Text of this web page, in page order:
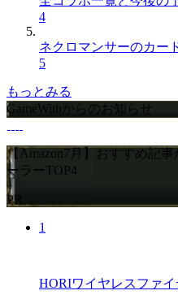
4
ネクロマンサーのカー
5
もっとみる
GameWithからのお知らせ
【Amazon7月】おすすめ記
ーラーTOP4
PR
1
HORIワイヤレスファ